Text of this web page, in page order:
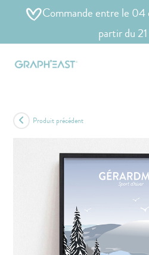
Commande entre le
partir du
Produit précédent